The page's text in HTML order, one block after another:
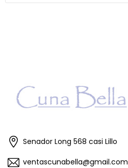
Senador Long 568 casi Lillo
ventascunabella@gmail.com